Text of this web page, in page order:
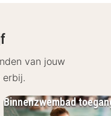
bosrijke omgeving
biedt dit hotel het
van jouw
erbij.
Binnenzwembad